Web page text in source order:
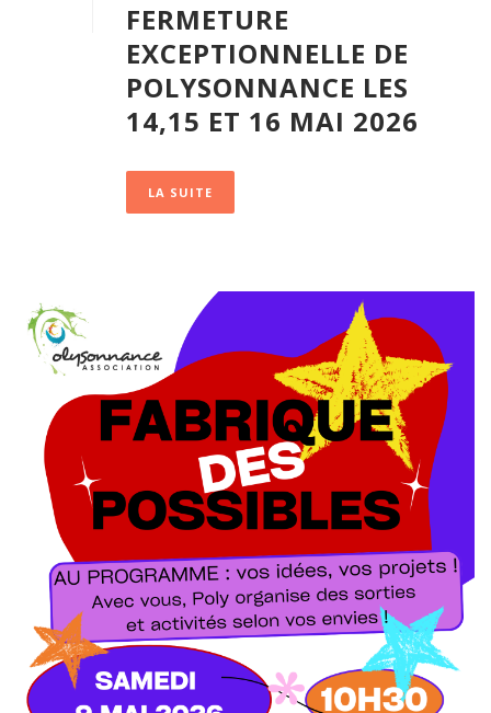
FERMETURE
EXCEPTIONNELLE DE
POLYSONNANCE LES
14,15 ET 16 MAI 2026
LA SUITE